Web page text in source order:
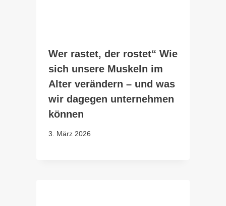
Wer rastet, der rostet“ Wie
sich unsere Muskeln im
Alter verändern – und was
wir dagegen unternehmen
können
3. März 2026